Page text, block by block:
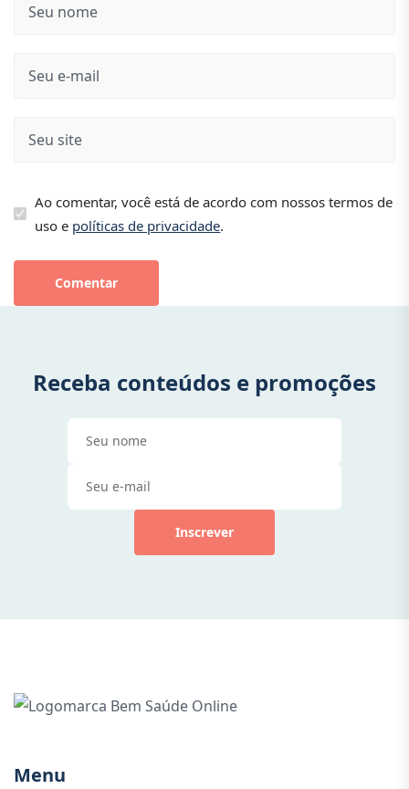
Ao comentar, você está de acordo com nossos termos de
uso e políticas de privacidade.
Comentar
Receba conteúdos e promoções
Inscrever
Menu